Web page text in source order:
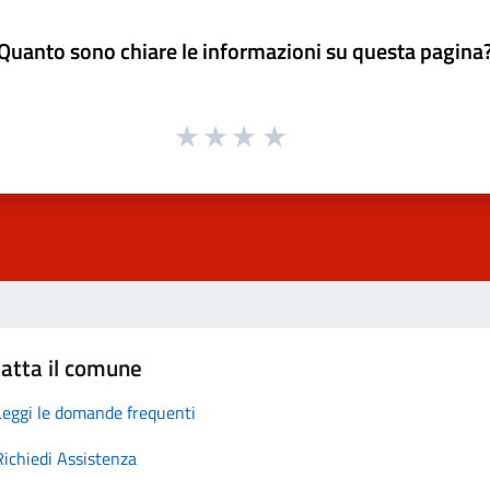
sono chiare le informazioni su questa
il comune
le domande frequenti
Assistenza